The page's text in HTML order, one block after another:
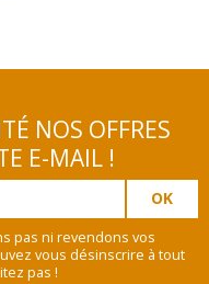
NOS OFFRES
E-MAIL !
pas ni revendons vos
vous désinscrire à tout
pas !